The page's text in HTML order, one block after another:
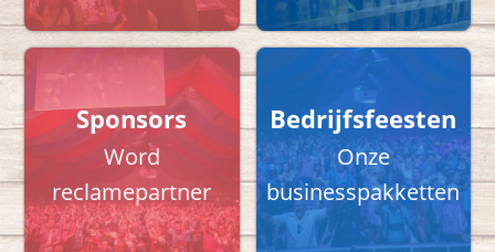
Sponsors
Word
reclamepartner
Bedrijfsfeesten
Onze
businesspakketten